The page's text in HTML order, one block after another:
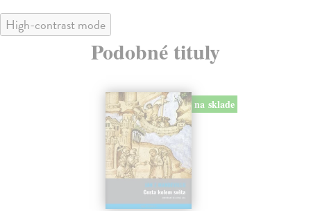
High-contrast mode
Podobné tituly
na sklade